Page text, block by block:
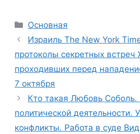
Рубрики
Основная
Израиль The New York
протоколы секретных
проходивших перед
7 октября
Кто такая Любовь Соболь.
политической деятельности.
конфликты. Работа в суде